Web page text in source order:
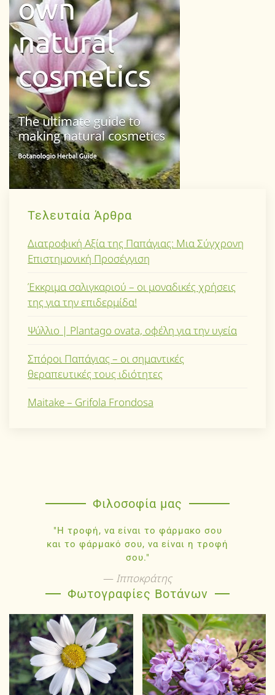
Τελευταία Άρθρα
Διατροφική Αξία της Παπάγιας: Μια Σύγχρονη
Επιστημονική Προσέγγιση
Έκκριμα σαλιγκαριού – οι μοναδικές χρήσεις
της για την επιδερμίδα!
Ψύλλιο | Plantago ovata, οφέλη για την υγεία
Σπόροι Παπάγιας – οι σημαντικές
θεραπευτικές τους ιδιότητες
Maitake – Grifola Frondosa
Φιλοσοφία μας
"Η τροφή, να είναι το φάρμακο σου
και το φάρμακό σου, να είναι η τροφή
σου."
Ιπποκράτης
Φωτογραφίες Βοτάνων